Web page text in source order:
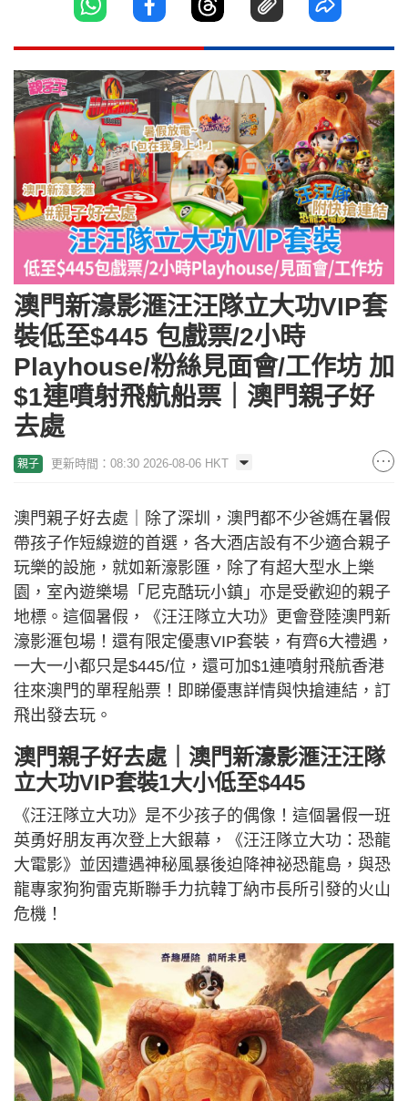
澳門新濠影滙汪汪隊立大功VIP套
裝低至$445 包戲票/2小時
Playhouse/粉絲見面會/工作坊 加
$1連噴射飛航船票｜澳門親子好
去處
親子 更新時間：08:30 2026-08-06 HKT
澳門親子好去處｜除了深圳，澳門都不少爸媽在暑假
帶孩子作短線遊的首選，各大酒店設有不少適合親子
玩樂的設施，就如新濠影匯，除了有超大型水上樂
園，室內遊樂場「尼克酷玩小鎮」亦是受歡迎的親子
地標。這個暑假，《汪汪隊立大功》更會登陸澳門新
濠影滙包場！還有限定優惠VIP套裝，有齊6大禮遇，
一大一小都只是$445/位，還可加$1連噴射飛航香港
往來澳門的單程船票！即睇優惠詳情與快搶連結，訂
飛出發去玩。
澳門親子好去處｜澳門新濠影滙汪汪隊
立大功VIP套裝1大小低至$445
《汪汪隊立大功》是不少孩子的偶像！這個暑假一班
英勇好朋友再次登上大銀幕，《汪汪隊立大功：恐龍
大電影》並因遭遇神秘風暴後迫降神祕恐龍島，與恐
龍專家狗狗雷克斯聯手力抗韓丁納市長所引發的火山
危機！